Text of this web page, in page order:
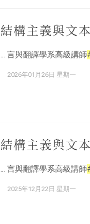
結構主義與文
... 言與翻譯學系高級講師
2026年01月26日 星期一
結構主義與文
... 言與翻譯學系高級講師
2025年12月22日 星期一